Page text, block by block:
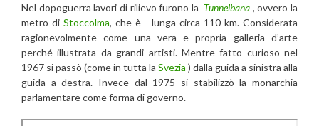
Nel dopoguerra lavori di rilievo furono la Tunnelbana , ovvero la
metro di Stoccolma, che è lunga circa 110 km. Considerata
ragionevolmente come una vera e propria galleria d’arte
perché illustrata da grandi artisti. Mentre fatto curioso nel
1967 si passò (come in tutta la Svezia ) dalla guida a sinistra alla
guida a destra. Invece dal 1975 si stabilizzò la monarchia
parlamentare come forma di governo.